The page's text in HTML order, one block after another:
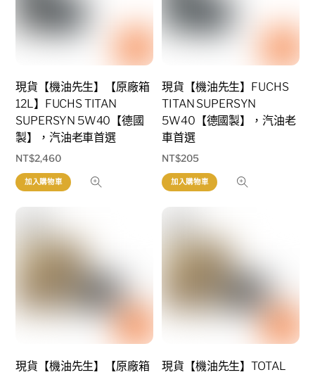
現貨【機油先生】【原廠箱
12L】FUCHS TITAN
SUPERSYN 5W40【德國
製】，汽油老車首選
NT$2,460
加入購物車
現貨【機油先生】FUCHS
TITAN SUPERSYN
5W40【德國製】，汽油老
車首選
NT$205
加入購物車
現貨【機油先生】【原廠箱
現貨【機油先生】TOTAL